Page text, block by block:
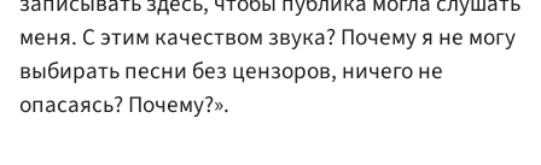
меня. С этим качеством звука? Почему я не могу
выбирать песни без цензоров, ничего не
опасаясь? Почему?».